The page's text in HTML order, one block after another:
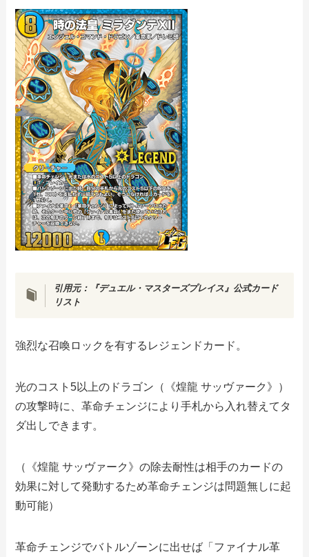
引用元：『デュエル・マスターズプレイス』公式カード
リスト
強烈な召喚ロックを有するレジェンドカード。
光のコスト5以上のドラゴン（《煌龍 サッヴァーク》）
の攻撃時に、革命チェンジにより手札から入れ替えてタ
ダ出しできます。
（《煌龍 サッヴァーク》の除去耐性は相手のカードの
効果に対して発動するため革命チェンジは問題無しに起
動可能）
革命チェンジでバトルゾーンに出せば「ファイナル革